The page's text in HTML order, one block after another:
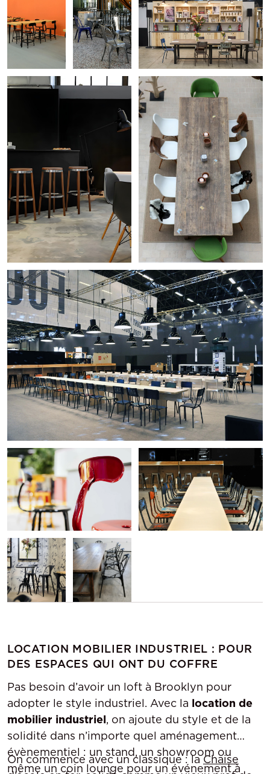
LOCATION MOBILIER INDUSTRIEL : POUR
DES ESPACES QUI ONT DU COFFRE
Pas besoin d’avoir un loft à Brooklyn pour
adopter le style industriel. Avec la location de
mobilier industriel, on ajoute du style et de la
solidité dans n’importe quel aménagement
évènementiel : un stand, un showroom ou
même un coin lounge pour un événement à
On commence avec un classique : laChaise